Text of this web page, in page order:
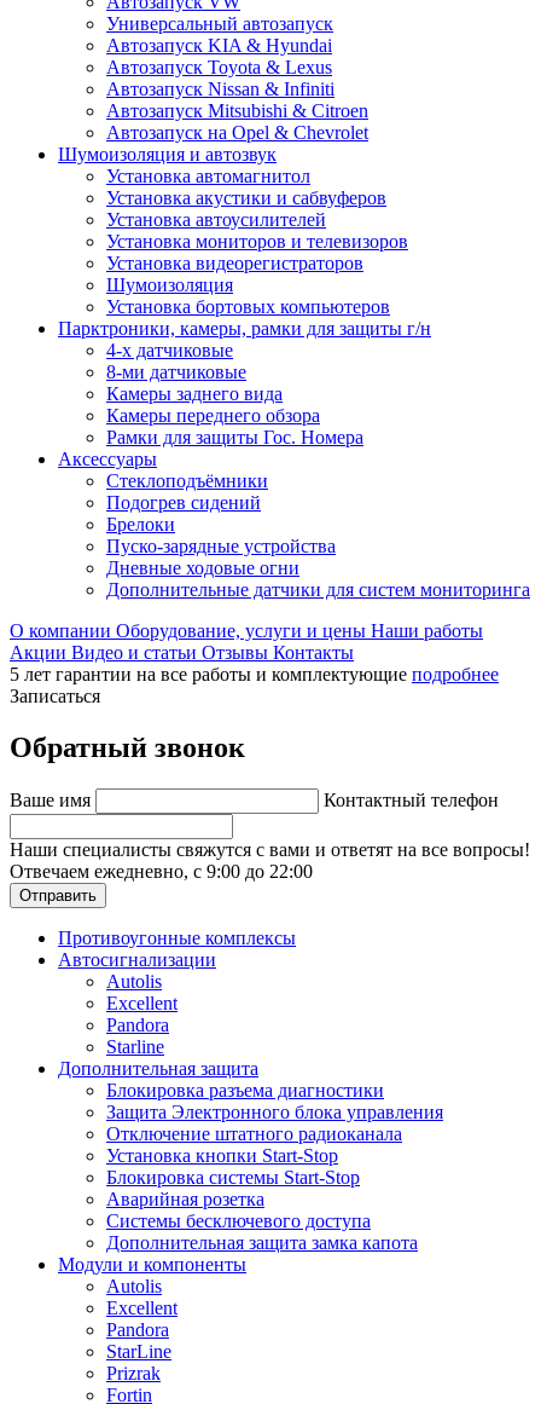
Универсальный автозапуск
Автозапуск KIA & Hyundai
Автозапуск Toyota & Lexus
Автозапуск Nissan & Infiniti
Автозапуск Mitsubishi & Citroen
Автозапуск на Opel & Chevrolet
Шумоизоляция и автозвук
Установка автомагнитол
Установка акустики и сабвуферов
Установка автоусилителей
Установка мониторов и телевизоров
Установка видеорегистраторов
Шумоизоляция
Установка бортовых компьютеров
Парктроники, камеры, рамки для защиты г/н
4-х датчиковые
8-ми датчиковые
Камеры заднего вида
Камеры переднего обзора
Рамки для защиты Гос. Номера
Аксессуары
Стеклоподъёмники
Подогрев сидений
Брелоки
Пуско-зарядные устройства
Дневные ходовые огни
Дополнительные датчики для систем мониторинга
О компании Оборудование, услуги и цены Наши работы
Акции Видео и статьи Отзывы Контакты
5 лет гарантии на все работы и комплектующие подробнее
Записаться
Обратный звонок
Ваше имя Контактный телефон
Наши специалисты свяжутся с вами и ответят на все вопросы!
Отвечаем ежедневно, с 9:00 до 22:00
Отправить
Противоугонные комплексы
Автосигнализации
Autolis
Excellent
Pandora
Starline
Дополнительная защита
Блокировка разъема диагностики
Защита Электронного блока управления
Отключение штатного радиоканала
Установка кнопки Start-Stop
Блокировка системы Start-Stop
Аварийная розетка
Системы бесключевого доступа
Дополнительная защита замка капота
Модули и компоненты
Autolis
Excellent
Pandora
StarLine
Prizrak
Fortin